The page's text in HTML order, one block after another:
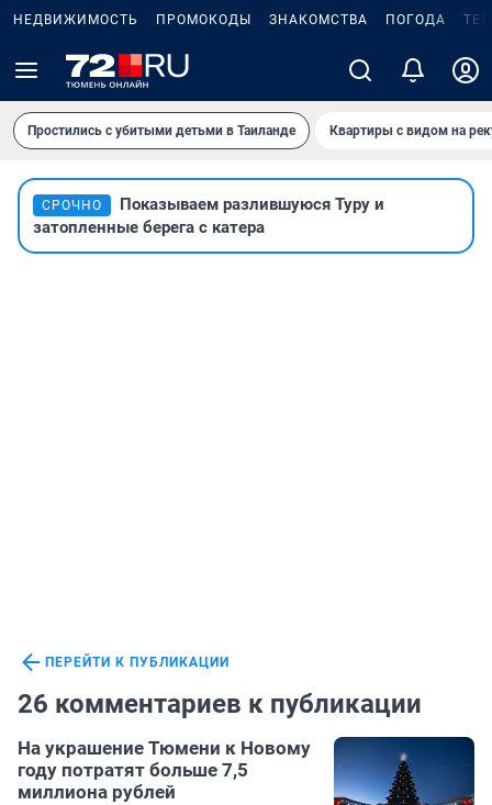
НЕДВИЖИМОСТЬ ПРОМОКОДЫ ЗНАКОМСТВА ПОГОДА
Простились с убитыми детьми в Таиланде Квартиры с видом на
СРОЧНО
Показываем разлившуюся Туру и
затопленные берега с катера
ПЕРЕЙТИ К ПУБЛИКАЦИИ
26 комментариев к публикации
На украшение Тюмени к Новому
году потратят больше 7,5
миллиона рублей